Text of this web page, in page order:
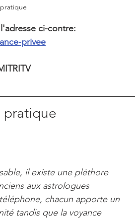
ci-contre:
privee
pratique
il existe une pléthore
aux astrologues
chacun apporte un
tandis que la voyance